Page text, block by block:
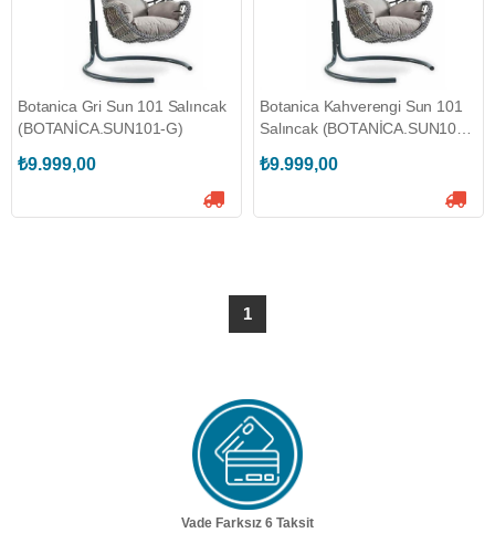
Botanica Gri Sun 101 Salıncak
(BOTANİCA.SUN101-G)
₺9.999,00
Botanica Kahverengi Sun 101
Salıncak (BOTANİCA.SUN101-
₺9.999,00
1
Vade Farksız 6 Taksit